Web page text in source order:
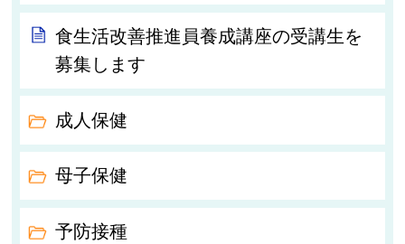
食生活改善推進員養成講座の受講生を
募集します
成人保健
母子保健
予防接種